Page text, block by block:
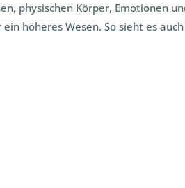
physischen Körper, Emotionen
höheres Wesen. So sieht es